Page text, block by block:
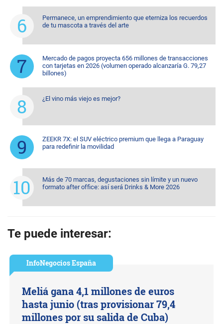
Permanece, un emprendimiento que eterniza los recuerdos
de tu mascota a través del arte
Mercado de pagos proyecta 656 millones de transacciones
con tarjetas en 2026 (volumen operado alcanzaría G. 79,27
billones)
¿El vino más viejo es mejor?
ZEEKR 7X: el SUV eléctrico premium que llega a Paraguay
para redefinir la movilidad
Más de 70 marcas, degustaciones sin límite y un nuevo
formato after office: así será Drinks & More 2026
Te puede interesar:
InfoNegocios España
Meliá gana 4,1 millones de euros
hasta junio (tras provisionar 79,4
millones por su salida de Cuba)